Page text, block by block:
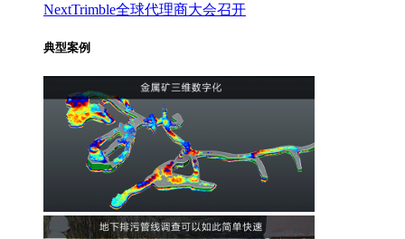
NextTrimble全球代理商大会召开
典型案例